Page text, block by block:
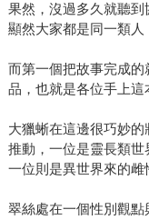
果然，沒過多久就聽
顯然大家都是同一類人
而第一個把故事完成
品，也就是各位手上這
大獵蜥在這邊很巧妙
推動，一位是靈長類世
一位則是異世界來的雌
翠絲處在一個性別觀